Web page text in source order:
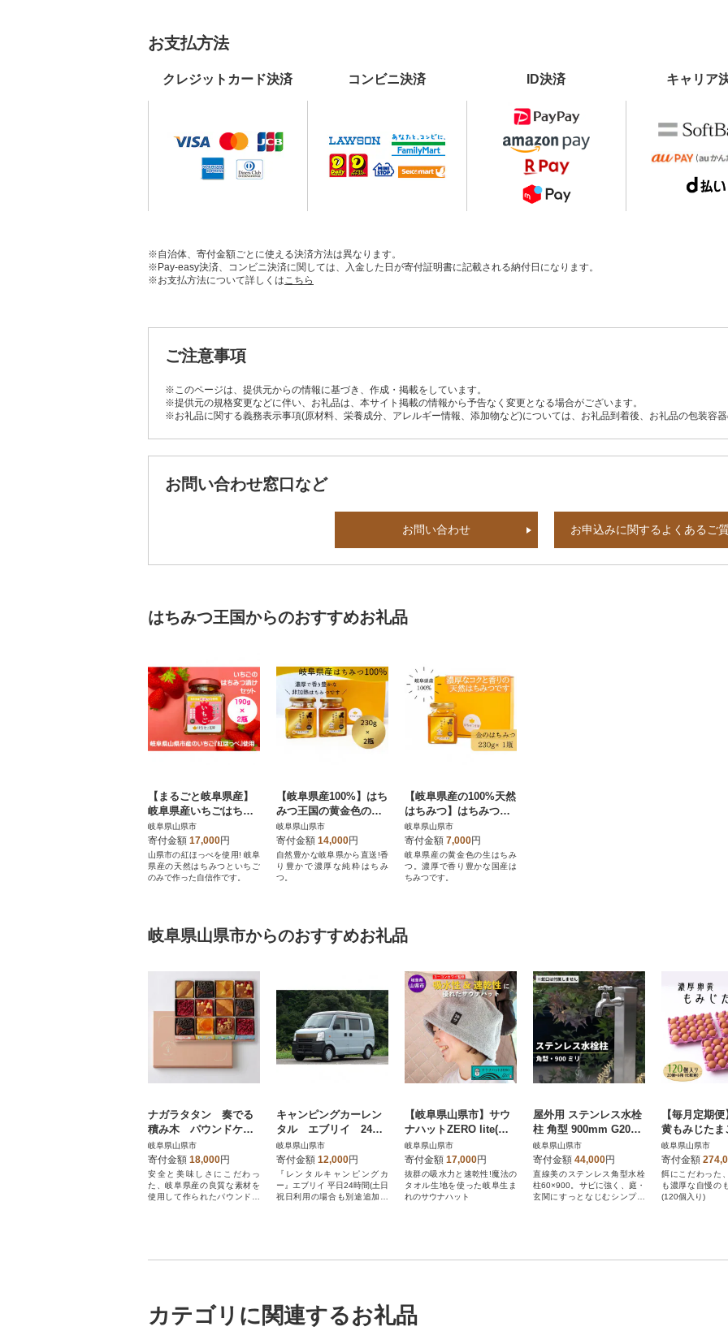
お支払方法
クレジットカード決済 コンビニ決済 ID決済 キャリア
※自治体、寄付金額ごとに使える決済方法は異なります。
※Pay-easy決済、コンビニ決済に関しては、入金した日が寄付証明書に記載される納付日になります。
※お支払方法について詳しくはこちら
ご注意事項
※このページは、提供元からの情報に基づき、作成・掲載をしています。
※提供元の規格変更などに伴い、お礼品は、本サイト掲載の情報から予告なく変更となる場合がございます。
※お礼品に関する義務表示事項(原材料、栄養成分、アレルギー情報、添加物など)については、お礼品到着後、お礼品の包装容器
お問い合わせ窓口など
お問い合わせ お申込みに関するよくあるご
はちみつ王国からのおすすめお礼品
【まるごと岐阜県産】
岐阜県産いちごはちみ
つ漬けセット 190g×2
瓶<はちみつ王国>【岐
阜県山県市】
岐阜県山県市
寄付金額 17,000円
山県市の紅ほっぺを使用! 岐阜
県産の天然はちみつといちご
のみで作った自信作です。
【岐阜県産100%】はち
みつ王国の黄金色の生
はちみつセット
岐阜県山県市
寄付金額 14,000円
自然豊かな岐阜県から直送!香
り豊かで濃厚な純粋はちみ
つ。
【岐阜県産の100%天然
はちみつ】はちみつ王
国の「日本のはちみつ
金」
岐阜県山県市
寄付金額 7,000円
岐阜県産の黄金色の生はちみ
つ。濃厚で香り豊かな国産は
ちみつです。
岐阜県山県市からのおすすめお礼品
ナガラタタン 奏でる
積み木 パウンドケー
キ12個詰め合わせ
岐阜県山県市
寄付金額 18,000円
安全と美味しさにこだわっ
た、岐阜県産の良質な素材を
使用して作られたパウンドケ
キャンピングカーレン
タル エブリイ 24時
間
岐阜県山県市
寄付金額 12,000円
『レンタルキャンピングカ
ー』エブリイ 平日24時間(土日
祝日利用の場合も別途追加費
【岐阜県山県市】サウ
ナハットZERO lite(ミ
ント)
岐阜県山県市
寄付金額 17,000円
抜群の吸水力と速乾性!魔法の
タオル生地を使った岐阜生ま
れのサウナハット
屋外用 ステンレス水栓
柱 角型 900mm G206-
S60K(蛇口別売)シンプ
ルモダンな立水栓
岐阜県山県市
寄付金額 44,000円
直線美のステンレス角型水栓
柱60×900。サビに強く、庭・
玄関にすっとなじむシンプル
【毎月定期
黄もみじたま
入り】全12回
岐阜県山県市
寄付金額
餌にこだわった
も濃厚な自慢の
(120個入り)
カテゴリに関連するお礼品